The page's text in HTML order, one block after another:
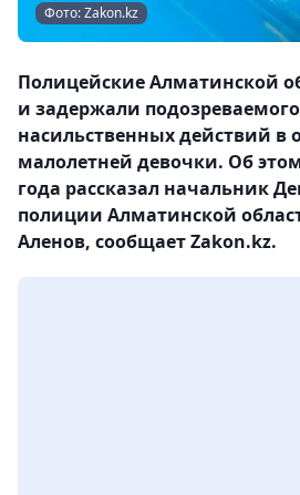
Фото: Zakon.kz
Полицейские Алматинской
и задержали
насильственных действий в
малолетней девочки. Об
года рассказал начальник
полиции Алматинской
Аленов, сообщает Zakon.kz.